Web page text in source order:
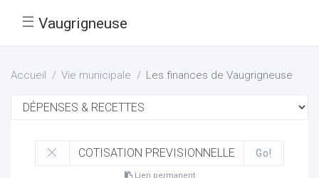
☰ Vaugrigneuse
Accueil Vie municipale Les finances de Vaugrigneuse
Go!
Lien permanent